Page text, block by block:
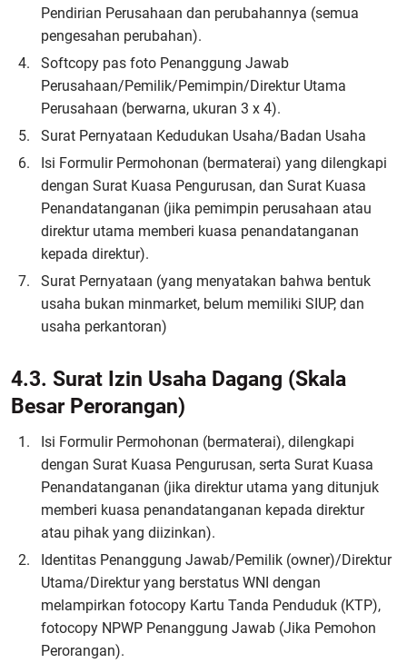
Pendirian Perusahaan dan perubahannya (semua
pengesahan perubahan).
Softcopy pas foto Penanggung Jawab
Perusahaan/Pemilik/Pemimpin/Direktur Utama
Perusahaan (berwarna, ukuran 3 x 4).
Surat Pernyataan Kedudukan Usaha/Badan Usaha
Isi Formulir Permohonan (bermaterai) yang dilengkapi
dengan Surat Kuasa Pengurusan, dan Surat Kuasa
Penandatanganan (jika pemimpin perusahaan atau
direktur utama memberi kuasa penandatanganan
kepada direktur).
Surat Pernyataan (yang menyatakan bahwa bentuk
usaha bukan minmarket, belum memiliki SIUP, dan
usaha perkantoran)
4.3. Surat Izin Usaha Dagang (Skala
Besar Perorangan)
Isi Formulir Permohonan (bermaterai), dilengkapi
dengan Surat Kuasa Pengurusan, serta Surat Kuasa
Penandatanganan (jika direktur utama yang ditunjuk
memberi kuasa penandatanganan kepada direktur
atau pihak yang diizinkan).
Identitas Penanggung Jawab/Pemilik (owner)/Direktur
Utama/Direktur yang berstatus WNI dengan
melampirkan fotocopy Kartu Tanda Penduduk (KTP),
fotocopy NPWP Penanggung Jawab (Jika Pemohon
Perorangan).